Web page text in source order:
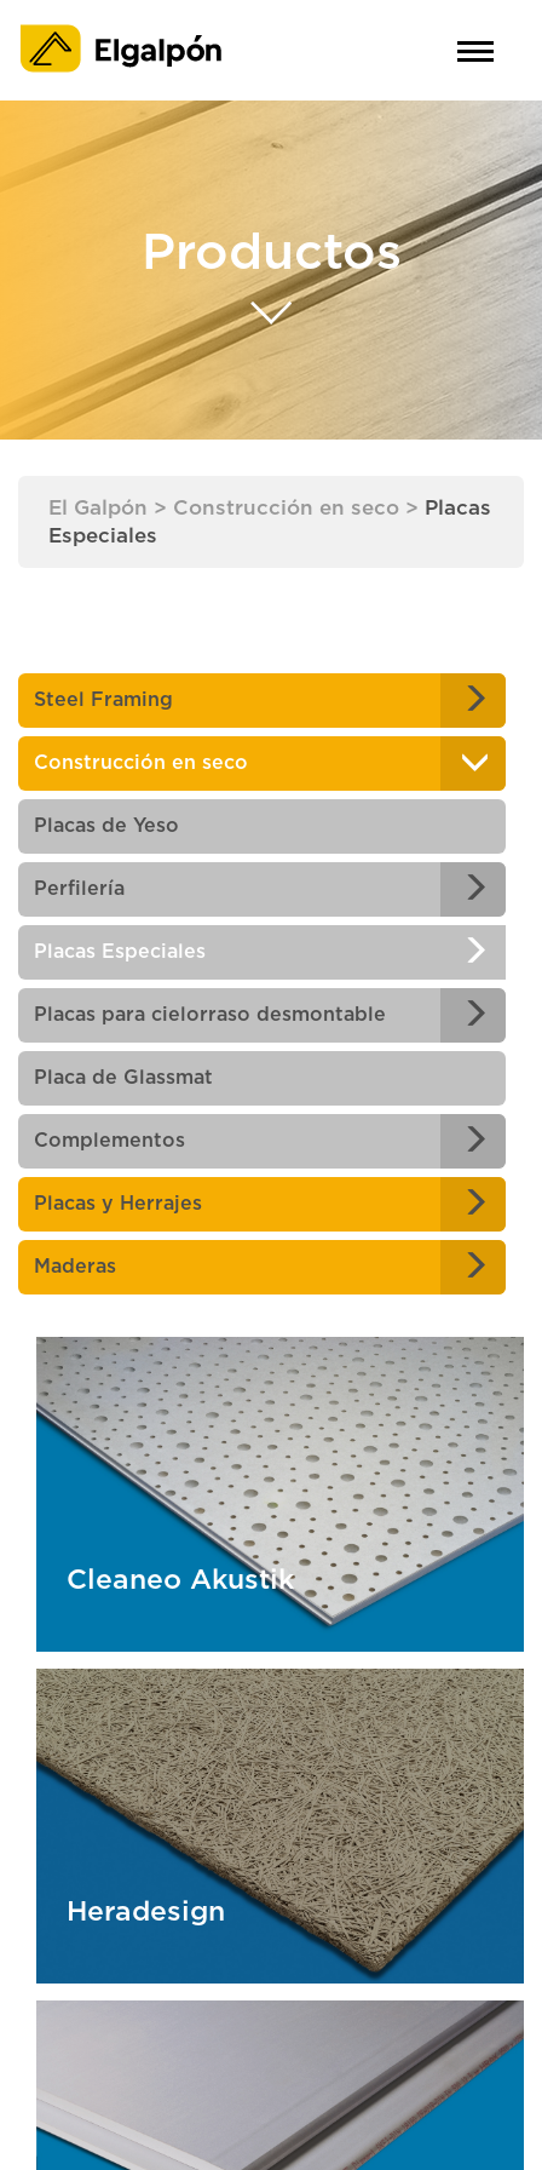
Productos
El Galpón > Construcción en seco > Placas
Especiales
Steel Framing
Construcción en seco
Placas de Yeso
Perfilería
Placas Especiales
Placas para cielorraso desmontable
Placa de Glassmat
Complementos
Placas y Herrajes
Maderas
Cleaneo Akustik
Cleaneo Akustik
Heradesign